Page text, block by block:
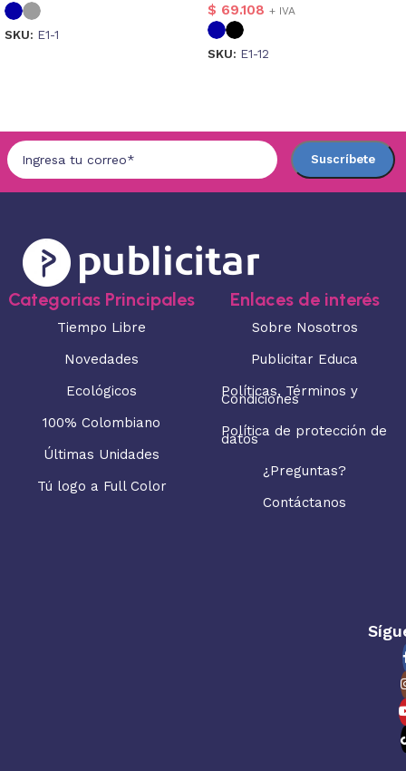
SKU: E1-1
$ 69.108 + IVA
SKU: E1-12
Categorias Principales
Tiempo Libre
Novedades
Ecológicos
100% Colombiano
Últimas Unidades
Tú logo a Full Color
Enlaces de interés
Sobre Nosotros
Publicitar Educa
Políticas, Términos y
Condiciones
Política de protección de
datos
¿Preguntas?
Contáctanos